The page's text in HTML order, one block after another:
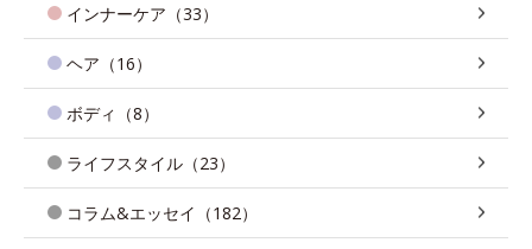
インナーケア（33）
ヘア（16）
ボディ（8）
ライフスタイル（23）
コラム&エッセイ（182）